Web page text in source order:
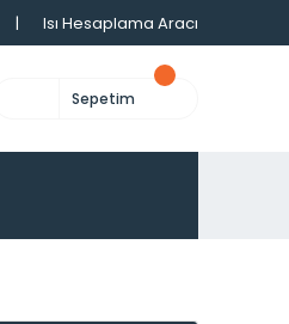
| Isı Hesaplama Aracı
Sepetim